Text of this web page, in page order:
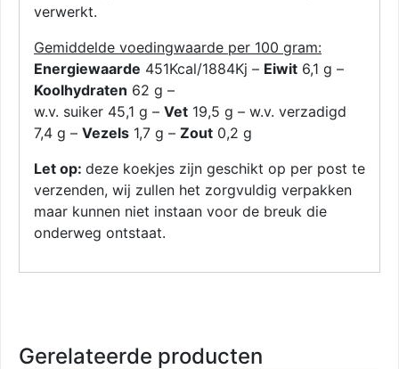
verwerkt.
Gemiddelde voedingwaarde per 100 gram:
Energiewaarde 451Kcal/1884Kj – Eiwit 6,1 g –
Koolhydraten 62 g –
w.v. suiker 45,1 g – Vet 19,5 g – w.v. verzadigd
7,4 g – Vezels 1,7 g – Zout 0,2 g
Let op: deze koekjes zijn geschikt op per post te
verzenden, wij zullen het zorgvuldig verpakken
maar kunnen niet instaan voor de breuk die
onderweg ontstaat.
Gerelateerde producten